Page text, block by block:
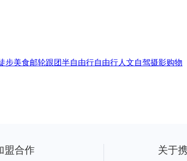
步美食邮轮跟团半自由行自由行人文自驾摄影购物
盟合作 关于